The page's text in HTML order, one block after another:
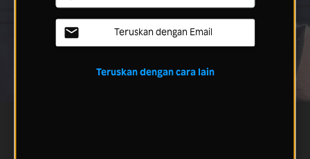
Teruskan dengan Email
Teruskan dengan cara lain